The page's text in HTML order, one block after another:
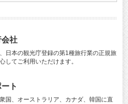
社
日本の観光庁登録の第1種旅行業の正規旅
してご利用いただけます。
ト
国、オーストラリア、カナダ、韓国に直